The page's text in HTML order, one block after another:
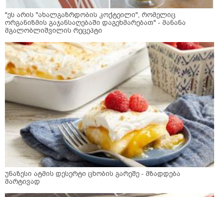
"ეს არის "ახალგაზრდობის კოქტეილი", რომელიც
ორგანიზმის გაჯანსაღებაში დაგეხმარებათ" - მანანა
მგალობლიშვილის რეცეპტი
უნაზესი ატმის დესერტი ცხობის გარეშე - მზადდება
მარტივად